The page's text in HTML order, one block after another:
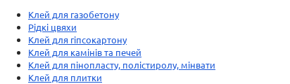
Клей для газобетону
Рідкі цвяхи
Клей для гіпсокартону
Клей для камінів та печей
Клей для пінопласту, полістиролу, мінвати
Клей для плитки